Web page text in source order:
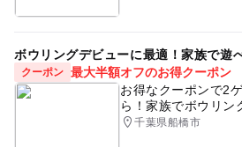
ボウリングデビューに最適！家族で遊
クーポン 最大半額オフのお得クーポン
お得なクーポンで2
ら！家族でボウリン
千葉県船橋市